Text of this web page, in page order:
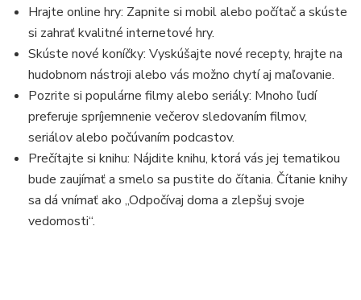
Hrajte online hry: Zapnite si mobil alebo počítač a skúste
si zahrať kvalitné internetové hry.
Skúste nové koníčky: Vyskúšajte nové recepty, hrajte na
hudobnom nástroji alebo vás možno chytí aj maľovanie.
Pozrite si populárne filmy alebo seriály: Mnoho ľudí
preferuje spríjemnenie večerov sledovaním filmov,
seriálov alebo počúvaním podcastov.
Prečítajte si knihu: Nájdite knihu, ktorá vás jej tematikou
bude zaujímať a smelo sa pustite do čítania. Čítanie knihy
sa dá vnímať ako „Odpočívaj doma a zlepšuj svoje
vedomosti“.